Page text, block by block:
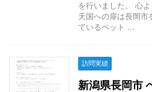
を行いました。 心
天国への扉は長岡市
ているペット ...
訪問実績
新潟県長岡市